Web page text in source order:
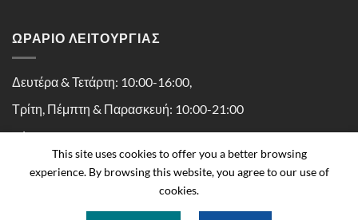
ΩΡΑΡΙΟ ΛΕΙΤΟΥΡΓΙΑΣ
Δευτέρα & Τετάρτη: 10:00-16:00,
Τρίτη, Πέμπτη & Παρασκευή: 10:00-21:00
Σάββατο: 10:00-16:30
This site uses cookies to offer you a better browsing
experience. By browsing this website, you agree to our use of
cookies.